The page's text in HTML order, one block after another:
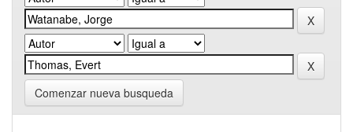
Comenzar nueva busqueda